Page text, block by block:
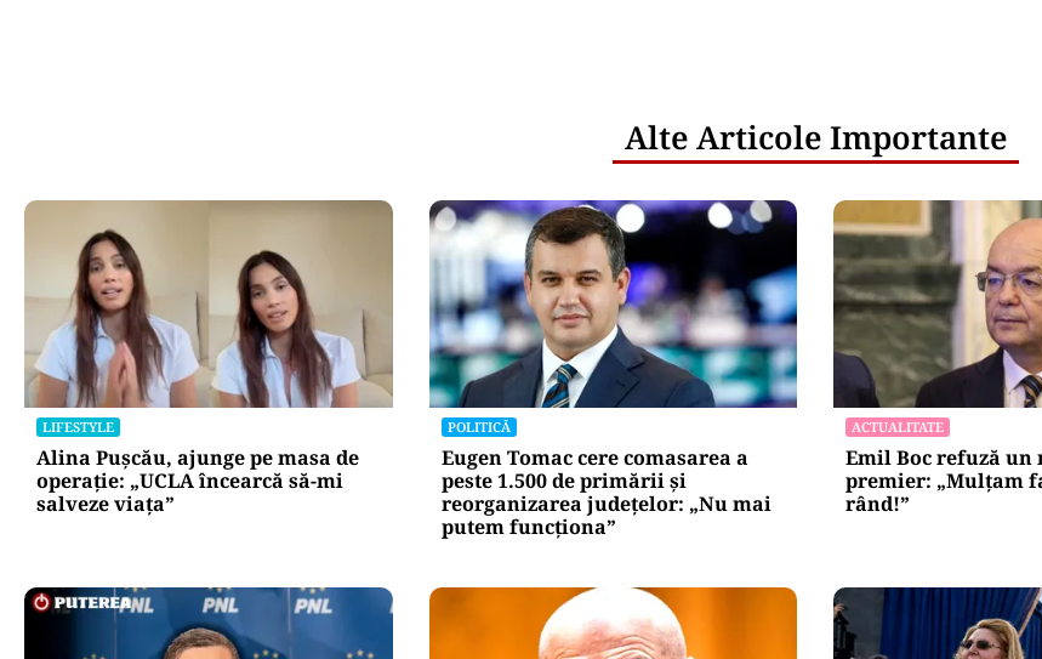
Alte Articole Importante
LIFESTYLE
Alina Pușcău, ajunge pe masa de
operație: „UCLA încearcă să-mi
salveze viața”
POLITICĂ
Eugen Tomac cere comasarea a
peste 1.500 de primării și
reorganizarea județelor: „Nu mai
putem funcționa”
ACTUALITATE
Emil Boc refuză un
premier: „Mulțam
rând!”